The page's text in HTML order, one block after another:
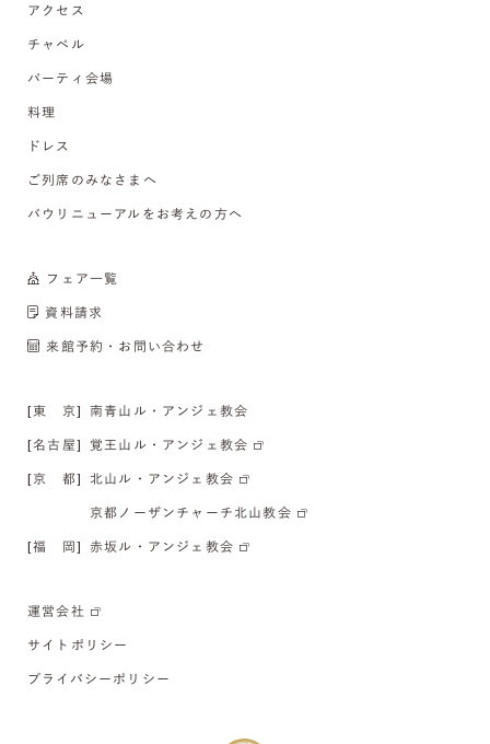
アクセス
チャペル
パーティ会場
料理
ドレス
ご列席のみなさまへ
バウリニューアルをお考えの方へ
フェア一覧
資料請求
来館予約・お問い合わせ
[東 京] 南青山ル・アンジェ教会
[名古屋] 覚王山ル・アンジェ教会
[京 都] 北山ル・アンジェ教会
京都ノーザンチャーチ北山教会
[福 岡] 赤坂ル・アンジェ教会
運営会社
サイトポリシー
プライバシーポリシー